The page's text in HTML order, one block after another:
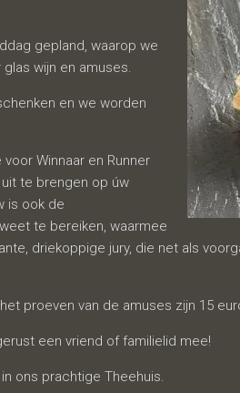
gepland, waarop we
wijn en amuses.
en we worden
Winnaar en Runner
te brengen op úw
is ook de
te bereiken, waarmee
driekoppige jury, die net als
proeven van de amuses zijn 15
een vriend of familielid mee!
ons prachtige Theehuis.